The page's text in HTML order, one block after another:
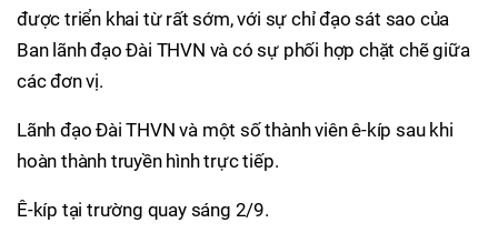
được triển khai từ rất sớm, với sự chỉ đạo sát sao của
Ban lãnh đạo Đài THVN và có sự phối hợp chặt chẽ giữa
các đơn vị.
Lãnh đạo Đài THVN và một số thành viên ê-kíp sau khi
hoàn thành truyền hình trực tiếp.
Ê-kíp tại trường quay sáng 2/9.